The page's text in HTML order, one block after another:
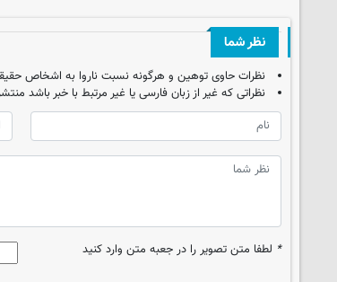
نظر شما
نظرات حاوی توهین و هرگونه نسبت ناروا به اشخاص
نظراتی که غیر از زبان فارسی یا غیر مرتبط با خبر باشد
* لطفا متن تصویر را در جعبه متن وارد کنید